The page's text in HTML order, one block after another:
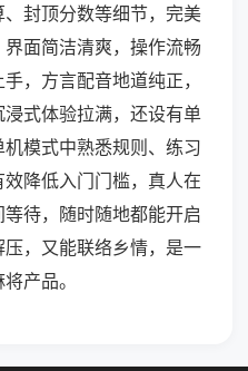
封顶分数等细节，完美
面简洁清爽，操作流畅
，方言配音地道纯正，
式体验拉满，还设有单
模式中熟悉规则、练习
降低入门门槛，真人在
待，随时随地都能开启
，又能联络乡情，是一
产品。